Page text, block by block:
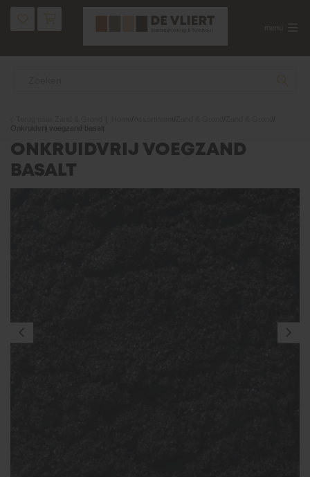
menu
Onkruidvrij voegzand basalt
ONKRUIDVRIJ VOEGZAND
BASALT